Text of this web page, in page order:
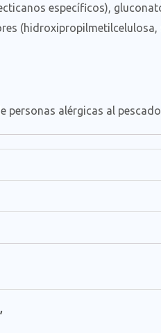
específicos),
(hidroxipropilmetilcelulosa,
personas alérgicas al